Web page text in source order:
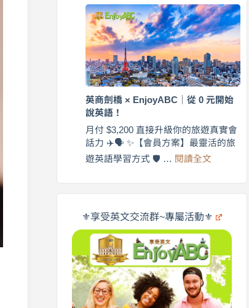
遊
口
說
營
｜
月
付
$3,200，
更
自
在
✨
外
師
帶
練
英
語
｜
英
劍
橋
×
享
英
旅
遊
口
說
營
英商劍橋 × EnjoyABC｜從 0 元開始
說英語！
月付 $3,200 直接升級你的旅遊真實會
話力 ✈️🗣️ ✨【會員方案】最靈活的旅
遊英語學習方式 🛡️ … 閱讀全文
商
劍
×
EnjoyABC
0
元
開
始
⚜️享受英文交流群~專屬活動⚜️